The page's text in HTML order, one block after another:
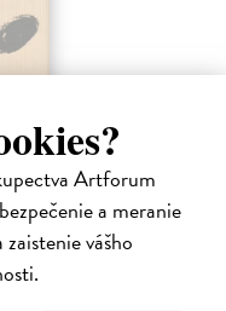
Artforum
a meranie
vášho
Milana Kundery
Anny
v českém jazyce se